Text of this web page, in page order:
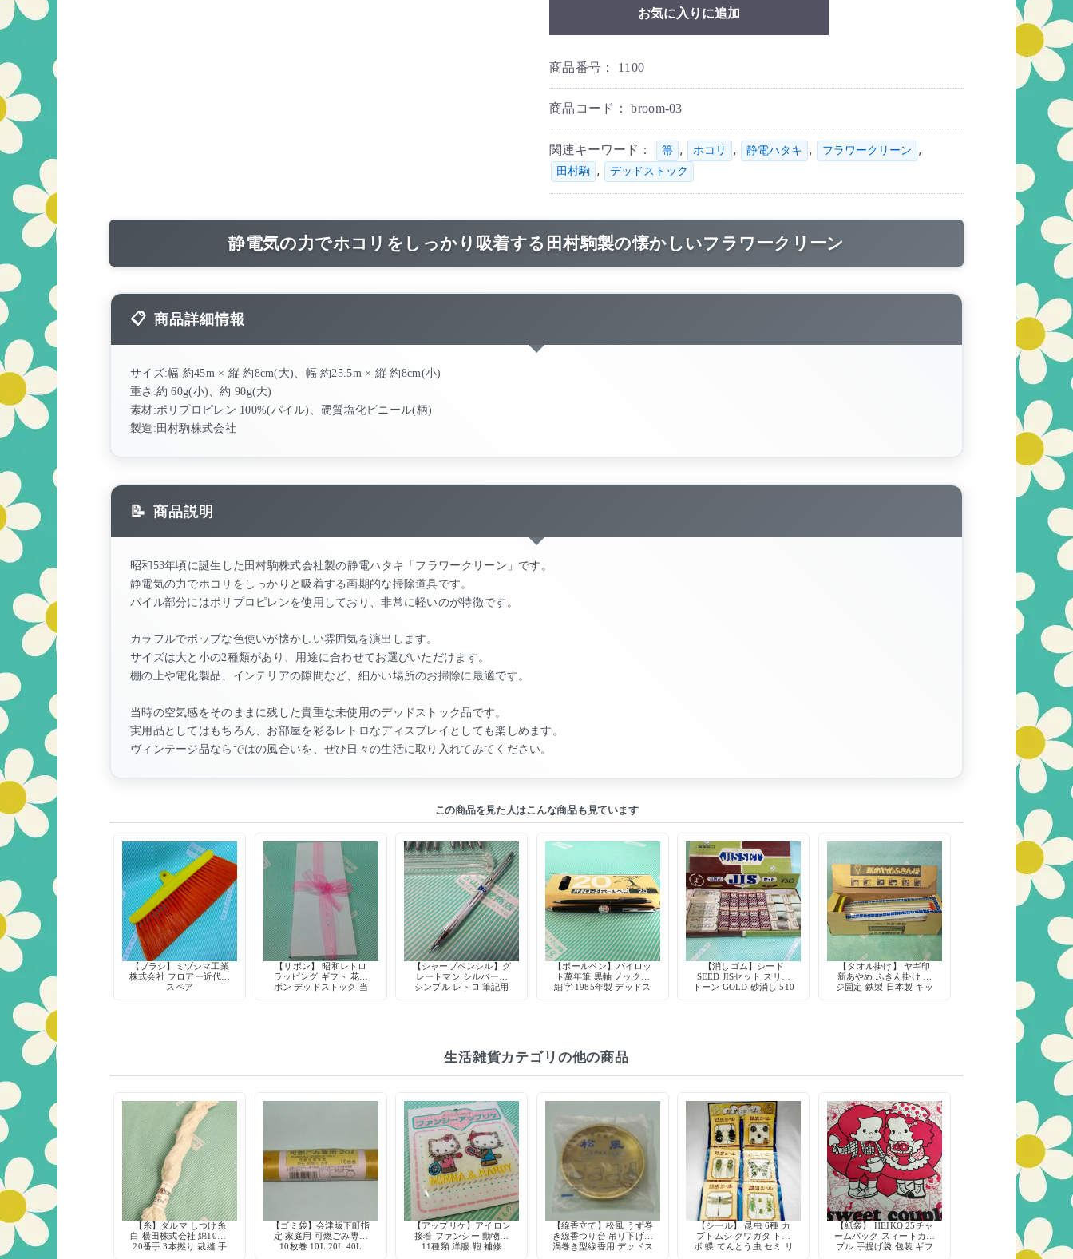
お気に入りに追加
商品番号： 1100
商品コード：broom-03
関連キーワード： 箒 , ホコリ , 静電ハタキ , フラワークリーン ,
田村駒 , デッドストック
静電気の力でホコリをしっかり吸着する田村駒製の懐かしいフラワークリーン
商品詳細情報
サイズ:幅 約45m × 縦 約8cm(大)、幅 約25.5m × 縦 約8cm(小)
重さ:約 60g(小)、約 90g(大)
素材:ポリプロピレン 100%(パイル)、硬質塩化ビニール(柄)
製造:田村駒株式会社
商品説明
昭和53年頃に誕生した田村駒株式会社製の静電ハタキ「フラワークリーン」です。
静電気の力でホコリをしっかりと吸着する画期的な掃除道具です。
パイル部分にはポリプロピレンを使用しており、非常に軽いのが特徴です。
カラフルでポップな色使いが懐かしい雰囲気を演出します。
サイズは大と小の2種類があり、用途に合わせてお選びいただけます。
棚の上や電化製品、インテリアの隙間など、細かい場所のお掃除に最適です。
当時の空気感をそのままに残した貴重な未使用のデッドストック品です。
実用品としてはもちろん、お部屋を彩るレトロなディスプレイとしても楽しめます。
ヴィンテージ品ならではの風合いを、ぜひ日々の生活に取り入れてみてください。
この商品を見た人はこんな商品も見ています
【ブラシ】ミヅシマ工業
株式会社 フロアー近代箒
スペア
【リボン】 昭和レトロ
ラッピング ギフト 花リ
ボン デッドストック 当
【シャープペンシル】グ
レートマン シルバー軸
シンプル レトロ 筆記用
【ボールペン】パイロッ
ト萬年筆 黒軸 ノック式
細字 1985年製 デッドス
【消しゴム】シード
SEED JISセット スリー
トーン GOLD 砂消し 510
【タオル掛け】 ヤギ印
新あやめ ふきん掛け ネ
ジ固定 鉄製 日本製 キッ
生活雑貨カテゴリの他の商品
【糸】ダルマ しつけ糸
白 横田株式会社 綿100%
20番手 3本撚り 裁縫 手
【ゴミ袋】会津坂下町指
定 家庭用 可燃ごみ専用
10枚巻 10L 20L 40L
【アップリケ】アイロン
接着 ファンシー 動物柄
11種類 洋服 鞄 補修
【線香立て】松風 うず巻
き線香つり台 吊り下げ式
渦巻き型線香用 デッドス
【シール】 昆虫 6種 カ
ブトムシ クワガタ トン
ボ 蝶 てんとう虫 セミ リ
【紙袋】 HEIKO 25チャ
ームバック スィートカッ
プル 手提げ袋 包装 ギフ